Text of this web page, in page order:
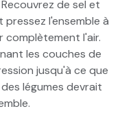
de sel et
l'ensemble à
complètement l'air.
les couches de
jusqu'à ce que
légumes devrait